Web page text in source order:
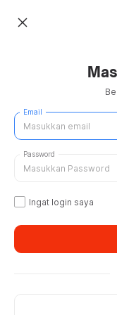
close
Email
Password
Ingat login saya